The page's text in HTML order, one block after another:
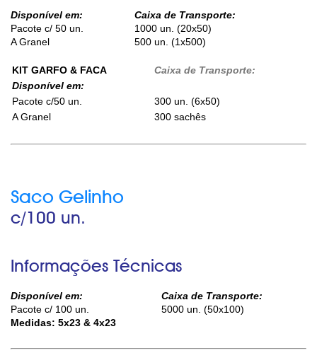
Disponível em:
Caixa de Transporte:
Pacote c/ 50 un.
1000 un. (20x50)
A Granel
500 un. (1x500)
KIT GARFO & FACA
Caixa de Transporte:
Disponível em:
Pacote c/50 un.
300 un. (6x50)
A Granel
300 sachês
Saco Gelinho
c/100 un.
Informações Técnicas
Disponível em:
Caixa de Transporte:
Pacote c/ 100 un.
5000 un. (50x100)
Medidas: 5x23 & 4x23